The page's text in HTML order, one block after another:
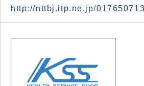
http://nttbj.itp.ne.jp/